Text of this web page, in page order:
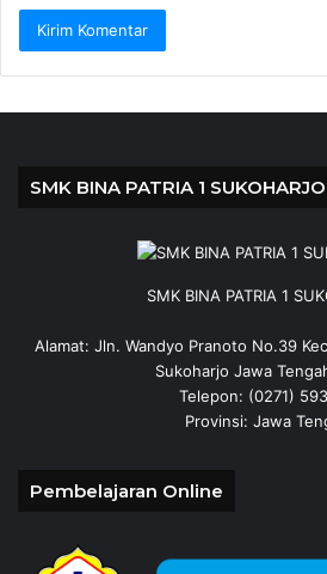
SMK BINA PATRIA 1 SUKOHARJO
SMK BINA PATRIA 1
Alamat: Jln. Wandyo Pranoto No.39
Sukoharjo Jawa
Telepon: (0271)
Provinsi: Jawa
Pembelajaran Online